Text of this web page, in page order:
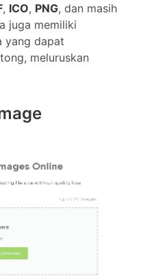
, ICO, PNG, dan masih
juga memiliki
yang dapat
meluruskan